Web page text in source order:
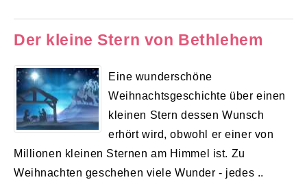
Der kleine Stern von Bethlehem
Eine wunderschöne
Weihnachtsgeschichte über einen
kleinen Stern dessen Wunsch
erhört wird, obwohl er einer von
Millionen kleinen Sternen am Himmel ist. Zu
Weihnachten geschehen viele Wunder - jedes ..